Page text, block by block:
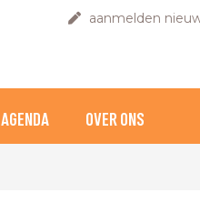
aanmelden
AGENDA OVER ONS